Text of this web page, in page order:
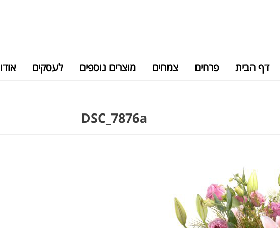
דף הבית פרחים צמחים מוצרים נוספים לעסקים
DSC_7876a